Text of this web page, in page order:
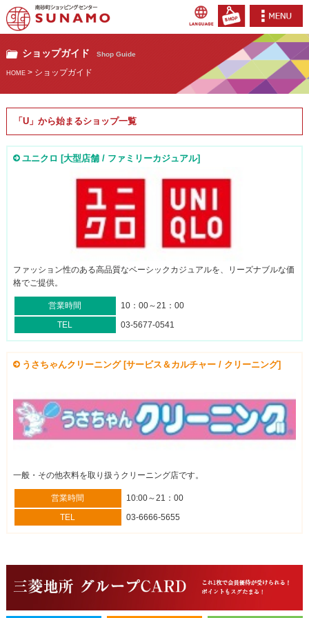
ショップガイド Shop Guide
HOME> ショップガイド
「U」から始まるショップ一覧
ユニクロ [大型店舗 / ファミリーカジュアル]
ファッション性のある高品質なベーシックカジュアルを、リーズナブルな価
格でご提供。
営業時間
10：00～21：00
TEL
03-5677-0541
うさちゃんクリーニング [サービス＆カルチャー / クリーニング]
一般・その他衣料を取り扱うクリーニング店です。
営業時間
10:00～21：00
TEL
03-6666-5655